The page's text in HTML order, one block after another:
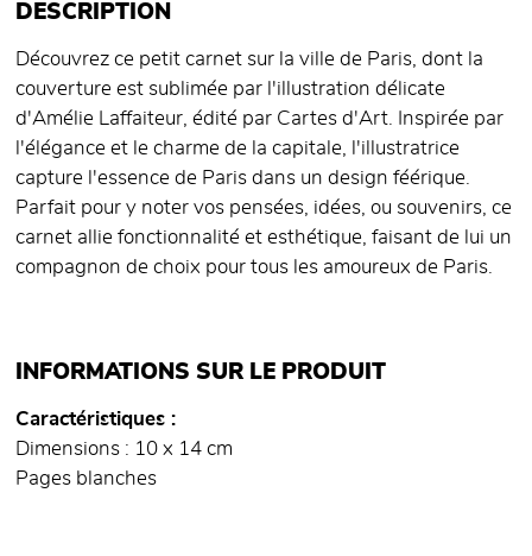
DESCRIPTION
Découvrez ce petit carnet sur la ville de Paris, dont la
couverture est sublimée par l'illustration délicate
d'Amélie Laffaiteur, édité par Cartes d'Art. Inspirée par
l'élégance et le charme de la capitale, l'illustratrice
capture l'essence de Paris dans un design féérique.
Parfait pour y noter vos pensées, idées, ou souvenirs, ce
carnet allie fonctionnalité et esthétique, faisant de lui un
compagnon de choix pour tous les amoureux de Paris.
INFORMATIONS SUR LE PRODUIT
Caractéristiques
Dimensions : 10 x 14 cm
Pages blanches